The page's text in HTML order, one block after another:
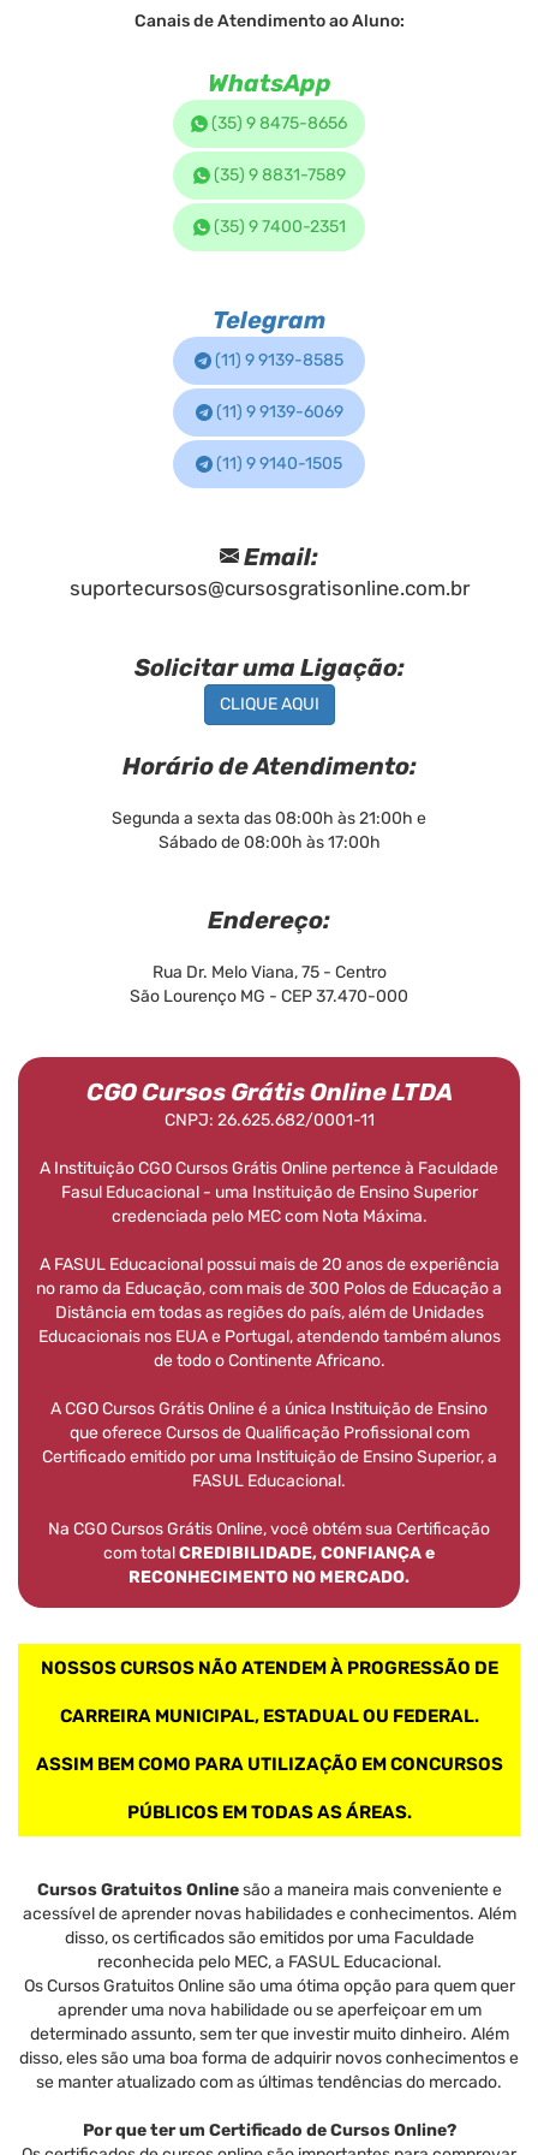
Canais de Atendimento ao Aluno:
WhatsApp
(35) 9 8475-8656
(35) 9 8831-7589
(35) 9 7400-2351
Telegram
(11) 9 9139-8585
(11) 9 9139-6069
(11) 9 9140-1505
Email:
suportecursos@cursosgratisonline.com.br
Solicitar uma Ligação:
CLIQUE AQUI
Horário de Atendimento:
Segunda a sexta das 08:00h às 21:00h e
Sábado de 08:00h às 17:00h
Endereço:
Rua Dr. Melo Viana, 75 - Centro
São Lourenço MG - CEP 37.470-000
CGO Cursos Grátis Online LTDA
CNPJ: 26.625.682/0001-11
A Instituição CGO Cursos Grátis Online pertence à Faculdade
Fasul Educacional - uma Instituição de Ensino Superior
credenciada pelo MEC com Nota Máxima.
A FASUL Educacional possui mais de 20 anos de experiência
no ramo da Educação, com mais de 300 Polos de Educação a
Distância em todas as regiões do país, além de Unidades
Educacionais nos EUA e Portugal, atendendo também alunos
de todo o Continente Africano.
A CGO Cursos Grátis Online é a única Instituição de Ensino
que oferece Cursos de Qualificação Profissional com
Certificado emitido por uma Instituição de Ensino Superior, a
FASUL Educacional.
Na CGO Cursos Grátis Online, você obtém sua Certificação
com totalCREDIBILIDADE, CONFIANÇA e
RECONHECIMENTO NO MERCADO.
NOSSOS CURSOS NÃO ATENDEM À PROGRESSÃO DE
CARREIRA MUNICIPAL, ESTADUAL OU FEDERAL.
ASSIM BEM COMO PARA UTILIZAÇÃO EM CONCURSOS
PÚBLICOS EM TODAS AS ÁREAS.
Cursos Gratuitos Onlinesão a maneira mais conveniente e
acessível de aprender novas habilidades e conhecimentos. Além
disso, os certificados são emitidos por uma Faculdade
reconhecida pelo MEC, a FASUL Educacional.
Os Cursos Gratuitos Online são uma ótima opção para quem quer
aprender uma nova habilidade ou se aperfeiçoar em um
determinado assunto, sem ter que investir muito dinheiro. Além
disso, eles são uma boa forma de adquirir novos conhecimentos e
se manter atualizado com as últimas tendências do mercado.
Por que ter um Certificado de Cursos Online?